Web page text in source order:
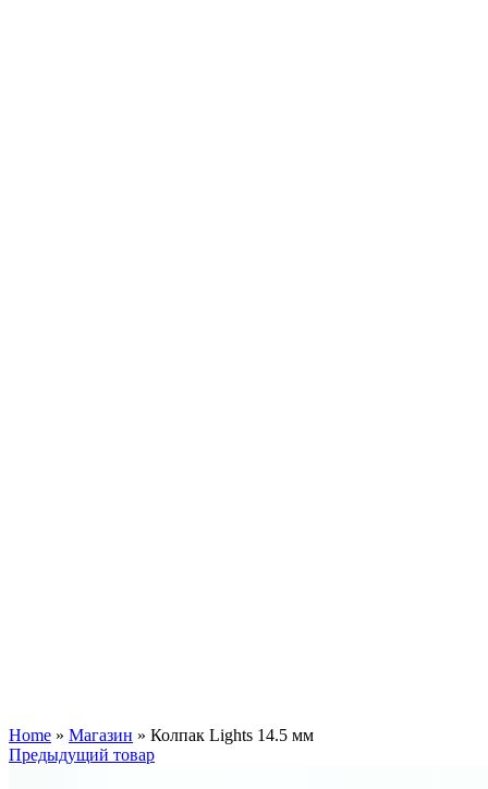
Home » Магазин » Колпак Lights 14.5 мм
Предыдущий товар